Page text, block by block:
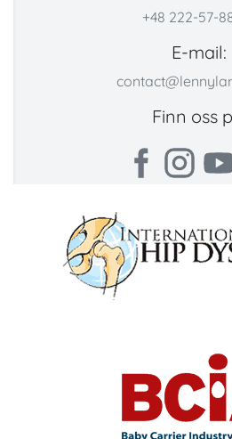
+48 222-57-
E-mail:
Finn oss